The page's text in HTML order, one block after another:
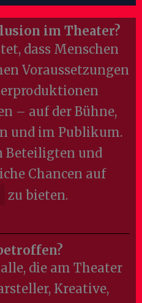
im Theater?
dass Menschen
Voraussetzungen
– auf der Bühne,
und im Publikum.
Beteiligten und
Chancen auf
zu bieten.
die am Theater
Kreative,